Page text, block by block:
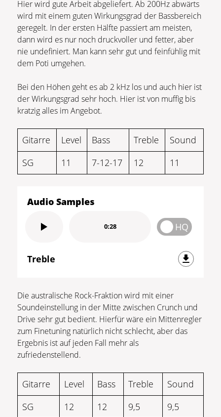
Hier wird gute Arbeit abgeliefert. Ab 200Hz abwärts
wird mit einem guten Wirkungsgrad der Bassbereich
geregelt. In der ersten Hälfte passiert am meisten,
dann wird es nur noch druckvoller und fetter, aber
nie undefiniert. Man kann sehr gut und feinfühlig mit
dem Poti umgehen.
Bei den Höhen geht es ab 2 kHz los und auch hier ist
der Wirkungsgrad sehr hoch. Hier ist von muffig bis
kratzig alles im Angebot.
Gitarre Level Bass Treble
Sound
SG
11 7-12-17 12 11
Audio Samples
0:28 HQ
Treble
Die australische Rock-Fraktion wird mit einer
Soundeinstellung in der Mitte zwischen Crunch und
Drive sehr gut bedient. Hierfür wäre ein Mittenregler
zum Finetuning natürlich nicht schlecht, aber das
Ergebnis ist auf jeden Fall mehr als
zufriedenstellend.
Gitarre Level Bass Treble
Sound
SG
12 12 9,5 9,5